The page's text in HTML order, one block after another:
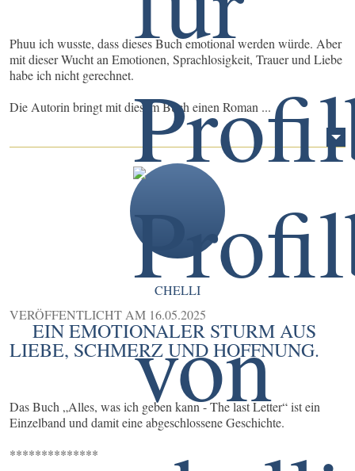
Phuu ich wusste, dass dieses Buch emotional werden würde. Aber
mit dieser Wucht an Emotionen, Sprachlosigkeit, Trauer und Liebe
habe ich nicht gerechnet.
Die Autorin bringt mit diesem Buch einen Roman ...
CHELLI
VERÖFFENTLICHT AM 16.05.2025
EIN EMOTIONALER STURM AUS
LIEBE, SCHMERZ UND HOFFNUNG.
Das Buch „Alles, was ich geben kann - The last Letter“ ist ein
Einzelband und damit eine abgeschlossene Geschichte.
**************